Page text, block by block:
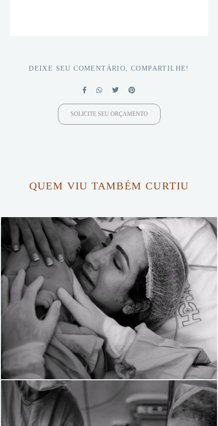
DEIXE SEU COMENTÁRIO, COMPARTILHE!
SOLICITE SEU ORÇAMENTO
QUEM VIU TAMBÉM CURTIU
1444